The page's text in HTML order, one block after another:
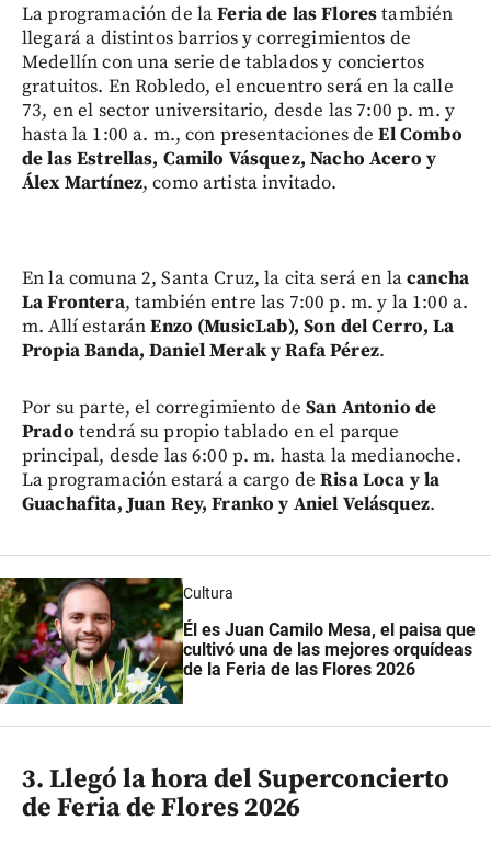
La programación de laFeria de las Florestambién
llegará a distintos barrios y corregimientos de
Medellín con una serie de tablados y conciertos
gratuitos. En Robledo, el encuentro será en la calle
73, en el sector universitario, desde las 7:00 p. m. y
hasta la 1:00 a. m., con presentaciones deEl Combo
de las Estrellas, Camilo Vásquez, Nacho Acero y
Álex Martínez, como artista invitado.
En la comuna 2, Santa Cruz, la cita será en lacancha
La Frontera, también entre las 7:00 p. m. y la 1:00 a.
m. Allí estaránEnzo (MusicLab), Son del Cerro, La
Propia Banda, Daniel Merak y Rafa Pérez.
Por su parte, el corregimiento deSan Antonio de
Prado tendrá su propio tablado en el parque
principal, desde las 6:00 p. m. hasta la medianoche.
La programación estará a cargo deRisa Loca y la
Guachafita, Juan Rey, Franko y Aniel Velásquez.
Cultura
Él es Juan Camilo Mesa, el paisa que
cultivó una de las mejores orquídeas
de la Feria de las Flores 2026
3. Llegó la hora del Superconcierto
de Feria de Flores 2026